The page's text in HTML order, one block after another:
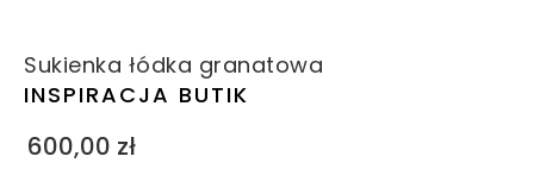
Sukienka łódka granatowa
INSPIRACJA BUTIK
600,00 zł